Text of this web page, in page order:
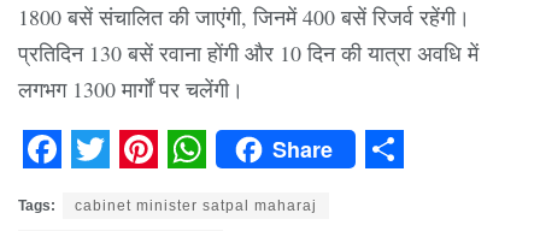
1800 बसें संचालित की जाएंगी, जिनमें 400 बसें रिजर्व रहेंगी।
प्रतिदिन 130 बसें रवाना होंगी और 10 दिन की यात्रा अवधि में
लगभग 1300 मार्गों पर चलेंगी।
Share
Tags: cabinet minister satpal maharaj